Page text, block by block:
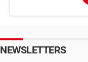
NEWSLETTERS